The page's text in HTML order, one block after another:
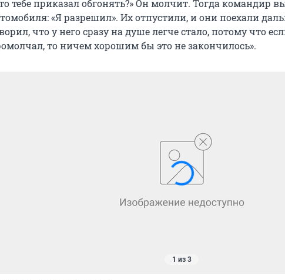
тебе приказал обгонять?» Он молчит. Тогда командир
«Я разрешил». Их отпустили, и они поехали
что у него сразу на душе легче стало, потому что
то ничем хорошим бы это не закончилось».
1 из 3